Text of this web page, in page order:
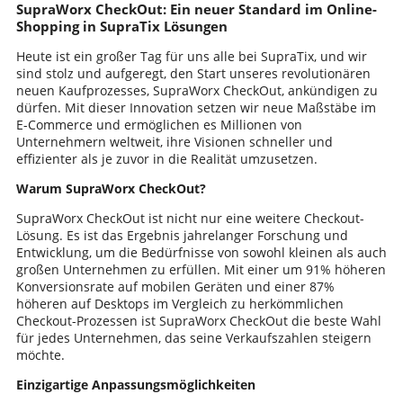
SupraWorx CheckOut: Ein neuer Standard im Online-
Shopping in SupraTix Lösungen
Heute ist ein großer Tag für uns alle bei SupraTix, und wir
sind stolz und aufgeregt, den Start unseres revolutionären
neuen Kaufprozesses, SupraWorx CheckOut, ankündigen zu
dürfen. Mit dieser Innovation setzen wir neue Maßstäbe im
E-Commerce und ermöglichen es Millionen von
Unternehmern weltweit, ihre Visionen schneller und
effizienter als je zuvor in die Realität umzusetzen.
Warum SupraWorx CheckOut?
SupraWorx CheckOut ist nicht nur eine weitere Checkout-
Lösung. Es ist das Ergebnis jahrelanger Forschung und
Entwicklung, um die Bedürfnisse von sowohl kleinen als auch
großen Unternehmen zu erfüllen. Mit einer um 91% höheren
Konversionsrate auf mobilen Geräten und einer 87%
höheren auf Desktops im Vergleich zu herkömmlichen
Checkout-Prozessen ist SupraWorx CheckOut die beste Wahl
für jedes Unternehmen, das seine Verkaufszahlen steigern
möchte.
Einzigartige Anpassungsmöglichkeiten